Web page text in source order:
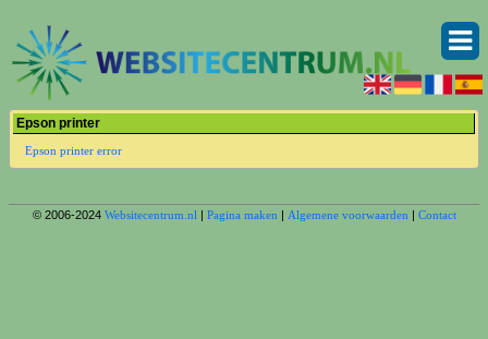
Epson printer
Epson printer error
© 2006-2024 Websitecentrum.nl | Pagina maken | Algemene voorwaarden | Contact